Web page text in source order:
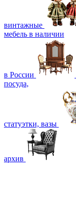
винтажные
мебель в наличии
в России
посуда,
статуэтки, вазы
архив